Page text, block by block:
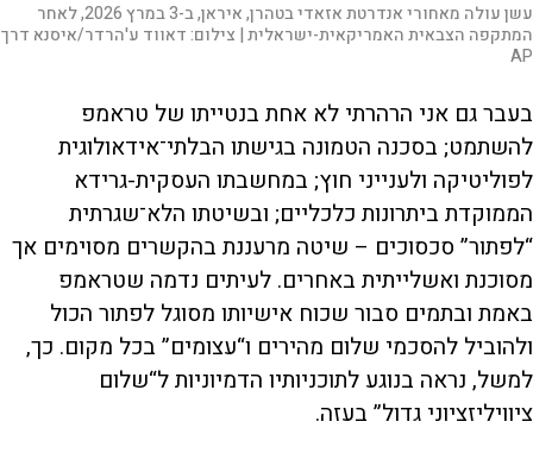
עשן עולה מאחורי אנדרטת אזאדי בטהרן, איראן, ב-3 במרץ 2026, לאחר
המתקפה הצבאית האמריקאית-ישראלית | צילום:דאווד ע'הרדר/איסנא דרך
AP
בעבר גם אני הרהרתי לא אחת בנטייתו של טראמפ
להשתמט; בסכנה הטמונה בגישתו הבלתי־אידאולוגית
לפוליטיקה ולענייני חוץ; במחשבתו העסקית-גרידא
הממוקדת ביתרונות כלכליים; ובשיטתו הלא־שגרתית
“לפתור” סכסוכים – שיטה מרעננת בהקשרים מסוימים אך
מסוכנת ואשלייתית באחרים. לעיתים נדמה שטראמפ
באמת ובתמים סבור שכוח אישיותו מסוגל לפתור הכול
ולהוביל להסכמי שלום מהירים ו“עצומים” בכל מקום. כך,
למשל, נראה בנוגע לתוכניותיו הדמיוניות ל“שלום
ציוויליזציוני גדול” בעזה.